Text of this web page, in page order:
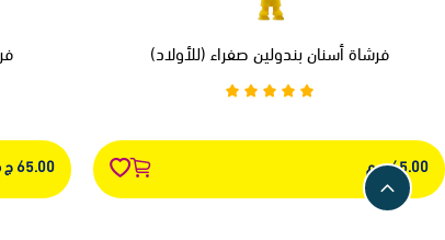
فرشاة أسنان بندولين صفراء (للأولاد)
65.00 ج م 65.00 ج م